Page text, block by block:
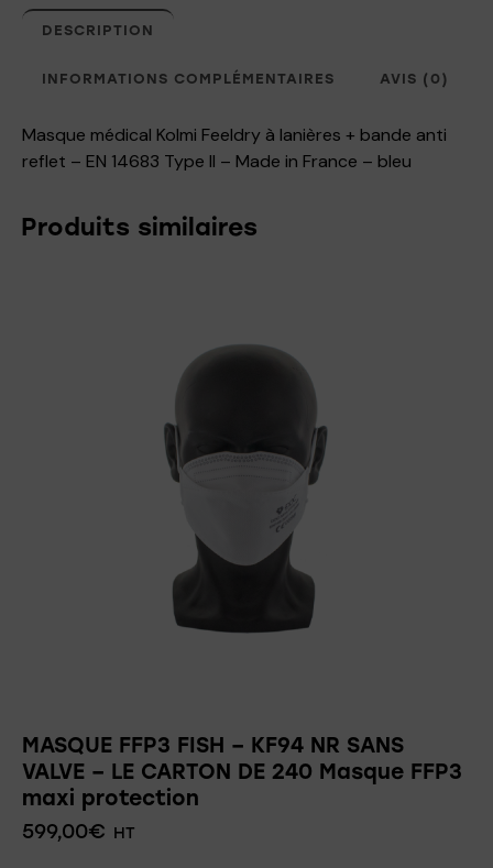
DESCRIPTION
INFORMATIONS COMPLÉMENTAIRES AVIS (0)
Masque médical Kolmi Feeldry à lanières + bande anti
reflet – EN 14683 Type II – Made in France – bleu
Produits similaires
MASQUE FFP3 FISH – KF94 NR SANS
VALVE – LE CARTON DE 240 Masque FFP3
maxi protection
599,00€ HT